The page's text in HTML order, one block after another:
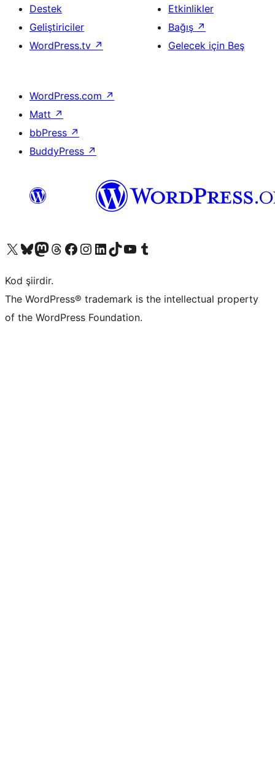
Destek
Geliştiriciler
WordPress.tv ↗
Etkinlikler
Bağış ↗
Gelecek için Beş
WordPress.com ↗
Matt ↗
bbPress ↗
BuddyPress ↗
X (eski Twitter) hesabımıza bakın
Bluesky hesabımızı ziyaret edinMastodon hesabımızı ziyaret edinThreads hesabımızı ziyaret edinFacebook sayfamızı ziyaret edinInstagram hesabımızı ziyaret edinLinkedIn hesabımızı ziyaret edinTikTok hesabımızı ziyaret edinYouTube kanalımızı ziyaret edinTumblr hesabımızı ziyaret edin
Kod şiirdir.
The WordPress® trademark is the intellectual property
of the WordPress Foundation.